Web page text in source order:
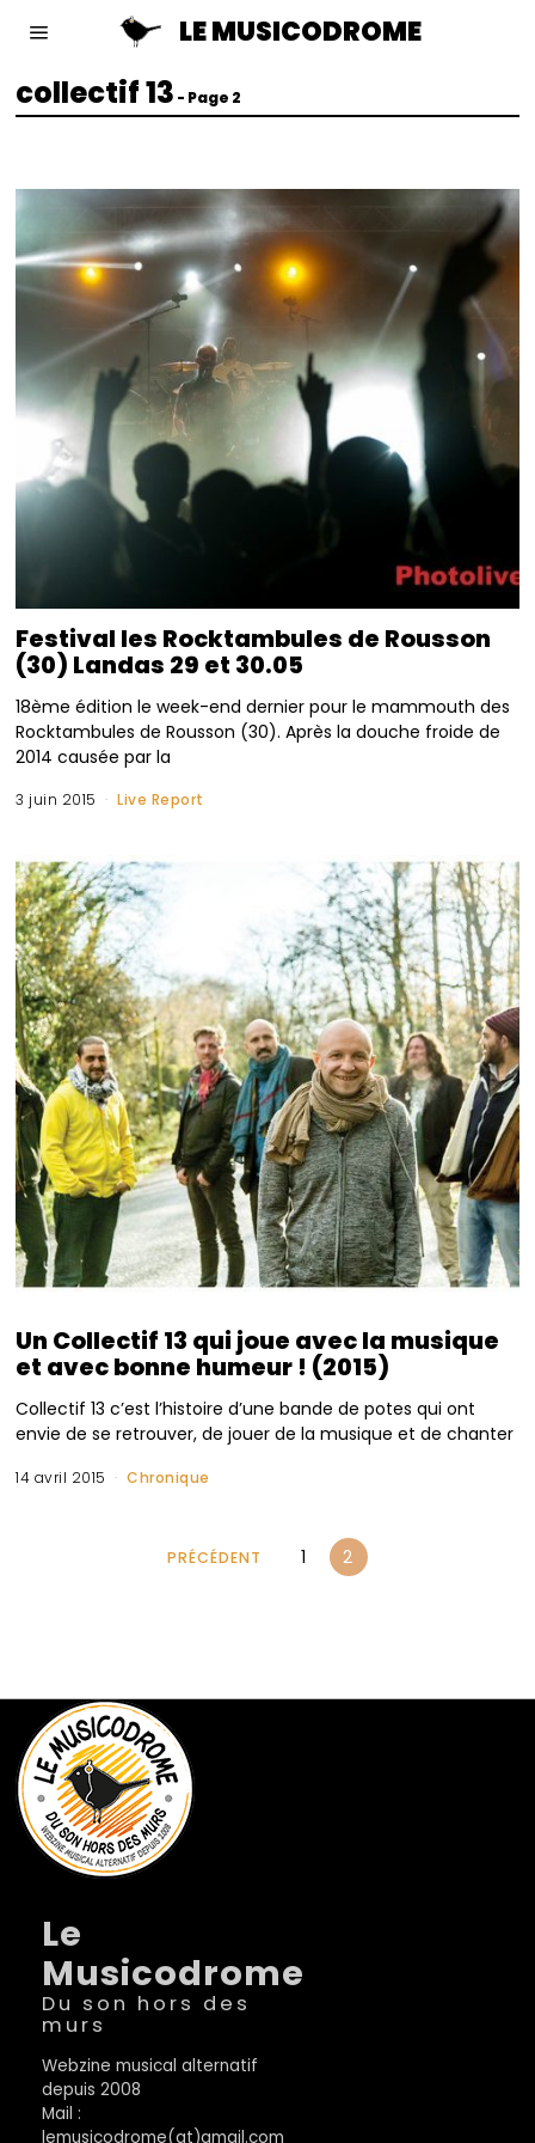
LE MUSICODROME
collectif 13 - Page 2
Festival les Rocktambules de Rousson
(30) Landas 29 et 30.05
18ème édition le week-end dernier pour le mammouth des
Rocktambules de Rousson (30). Après la douche froide de
2014 causée par la
3 juin 2015 Live Report
Un Collectif 13 qui joue avec la musique
et avec bonne humeur ! (2015)
Collectif 13 c’est l’histoire d’une bande de potes qui ont
envie de se retrouver, de jouer de la musique et de chanter
14 avril 2015 Chronique
PRÉCÉDENT 1 2
Le
Musicodrome
Du son hors des
murs
Webzine musical alternatif
depuis 2008
Mail :
lemusicodrome(at)gmail.com